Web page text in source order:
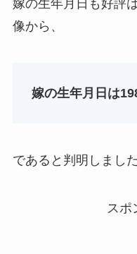
嫁の生年月日も好評
像から、
嫁の生年月日は
であると判明しました
スポ